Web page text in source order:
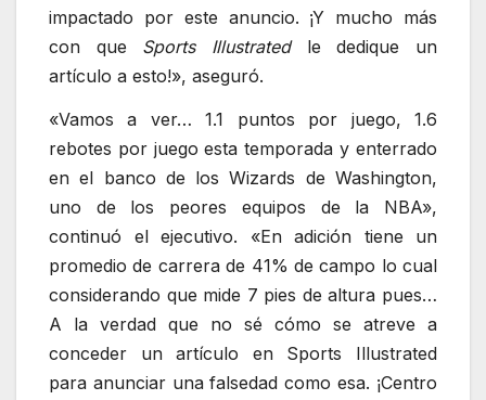
impactado por este anuncio. ¡Y mucho más
con que Sports Illustratedle dedique un
artículo a esto!», aseguró.
«Vamos a ver… 1.1 puntos por juego, 1.6
rebotes por juego esta temporada y enterrado
en el banco de los Wizards de Washington,
uno de los peores equipos de la NBA»,
continuó el ejecutivo. «En adición tiene un
promedio de carrera de 41% de campo lo cual
considerando que mide 7 pies de altura pues…
A la verdad que no sé cómo se atreve a
conceder un artículo en Sports Illustrated
para anunciar una falsedad como esa. ¡Centro